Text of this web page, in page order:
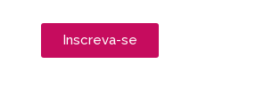
Inscreva-se